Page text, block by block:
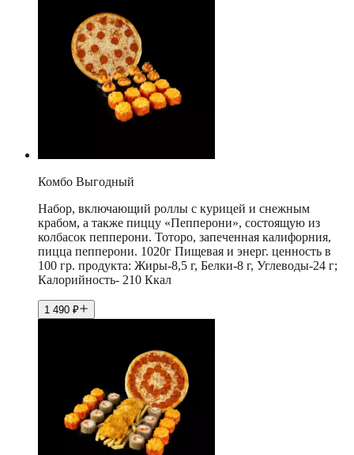
Комбо Выгодный
Набор, включающий роллы с курицей и снежным
крабом, а также пиццу «Пепперони», состоящую из
колбасок пепперони. Тоторо, запеченная калифорния,
пицца пепперони. 1020г Пищевая и энерг. ценность в
100 гр. продукта: Жиры-8,5 г, Белки-8 г, Углеводы-24 г;
Калорийность- 210 Ккал
1 490 ₽